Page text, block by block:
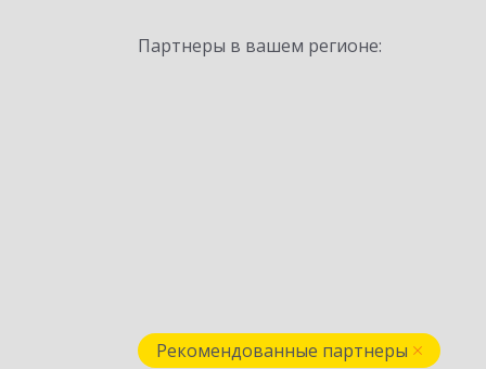
Партнеры в вашем регионе:
Рекомендованные партнеры